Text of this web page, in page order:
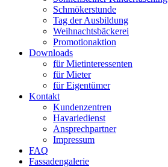
Schmökerstunde
Tag der Ausbildung
Weihnachtsbäckerei
Promotionaktion
Downloads
für Mietinteressenten
für Mieter
für Eigentümer
Kontakt
Kundenzentren
Havariedienst
Ansprechpartner
Impressum
FAQ
Fassadengalerie